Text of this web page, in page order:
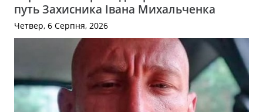
путь Захисника Івана Михальченка
Четвер, 6 Серпня, 2026